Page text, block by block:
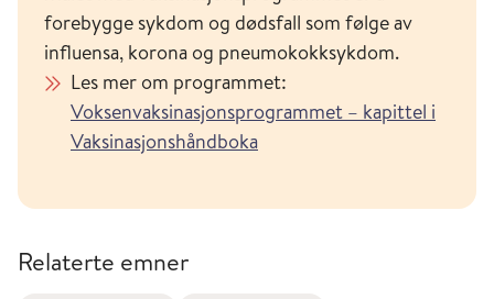
forebygge sykdom og dødsfall som følge av
influensa, korona og pneumokokksykdom.
Les mer om programmet:
Voksenvaksinasjonsprogrammet – kapittel i
Vaksinasjonshåndboka
Relaterte emner